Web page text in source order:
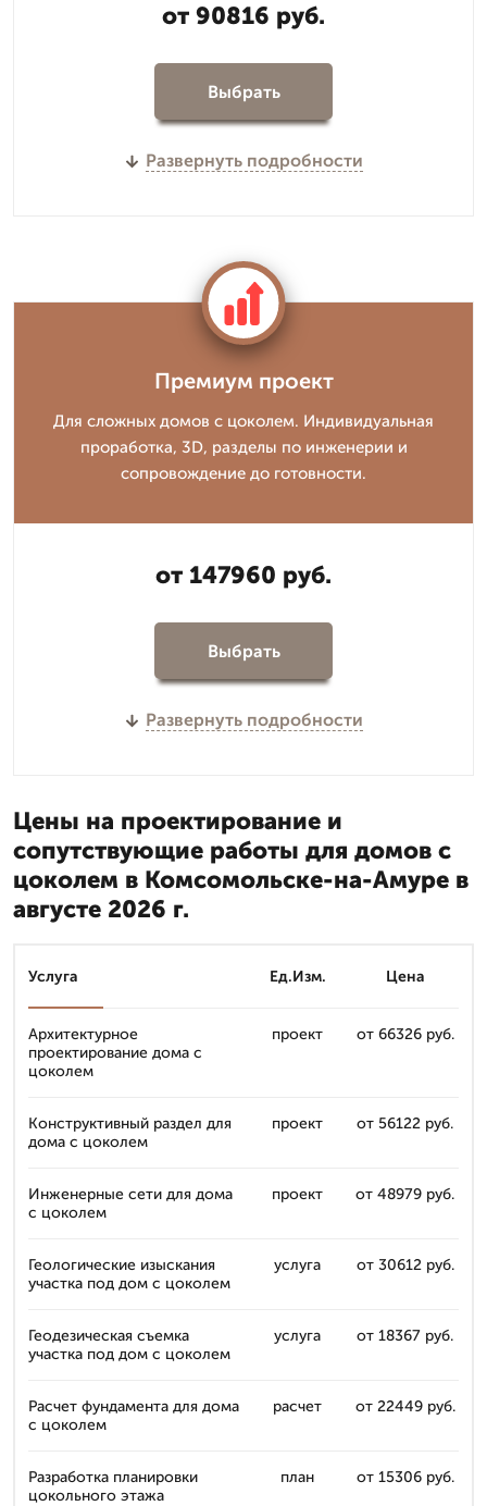
от 90816 руб.
Выбрать
Развернуть подробности
Премиум проект
Для сложных домов с цоколем. Индивидуальная
проработка, 3D, разделы по инженерии и
сопровождение до готовности.
от 147960 руб.
Выбрать
Развернуть подробности
Цены на проектирование и
сопутствующие работы для домов с
цоколем в Комсомольске-на-Амуре в
августе 2026 г.
Услуга Ед.Изм. Цена
Архитектурное
проектирование дома с
цоколем
проект от 66326 руб.
Конструктивный раздел для
дома с цоколем
проект от 56122 руб.
Инженерные сети для дома
с цоколем
проект от 48979 руб.
Геологические изыскания
участка под дом с цоколем
услуга от 30612 руб.
Геодезическая съемка
участка под дом с цоколем
услуга от 18367 руб.
Расчет фундамента для дома
с цоколем
расчет от 22449 руб.
Разработка планировки
цокольного этажа
план от 15306 руб.